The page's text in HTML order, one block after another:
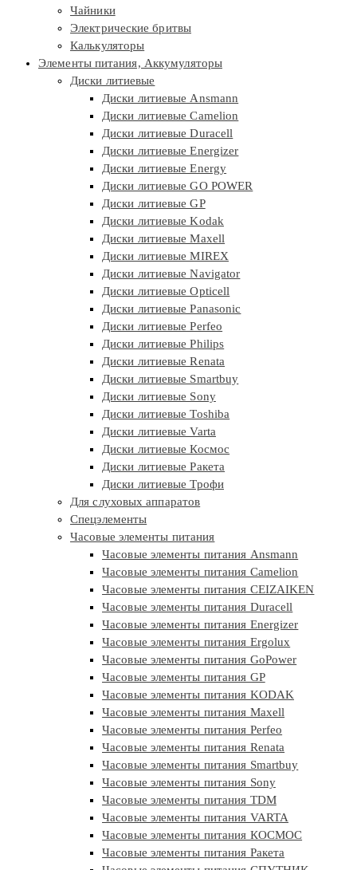
Чайники
Электрические бритвы
Калькуляторы
Элементы питания, Аккумуляторы
Диски литиевые
Диски литиевые Ansmann
Диски литиевые Camelion
Диски литиевые Duracell
Диски литиевые Energizer
Диски литиевые Energy
Диски литиевые GO POWER
Диски литиевые GP
Диски литиевые Kodak
Диски литиевые Maxell
Диски литиевые MIREX
Диски литиевые Navigator
Диски литиевые Opticell
Диски литиевые Panasonic
Диски литиевые Perfeo
Диски литиевые Philips
Диски литиевые Renata
Диски литиевые Smartbuy
Диски литиевые Sony
Диски литиевые Toshiba
Диски литиевые Varta
Диски литиевые Космос
Диски литиевые Ракета
Диски литиевые Трофи
Для слуховых аппаратов
Спецэлементы
Часовые элементы питания
Часовые элементы питания Ansmann
Часовые элементы питания Camelion
Часовые элементы питания CEIZAIKEN
Часовые элементы питания Duracell
Часовые элементы питания Energizer
Часовые элементы питания Ergolux
Часовые элементы питания GoPower
Часовые элементы питания GP
Часовые элементы питания KODAK
Часовые элементы питания Maxell
Часовые элементы питания Perfeo
Часовые элементы питания Renata
Часовые элементы питания Smartbuy
Часовые элементы питания Sony
Часовые элементы питания TDM
Часовые элементы питания VARTA
Часовые элементы питания КОСМОС
Часовые элементы питания Ракета